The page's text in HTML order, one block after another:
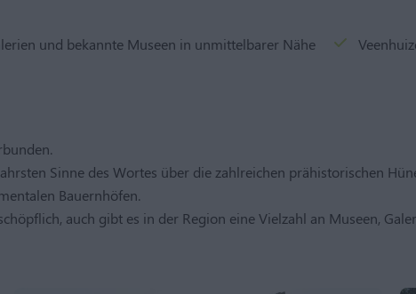
und bekannte Museen in unmittelbarer Nähe
Sinne des Wortes über die zahlreichen prähistorischen
Bauernhöfen.
auch gibt es in der Region eine Vielzahl an Museen,